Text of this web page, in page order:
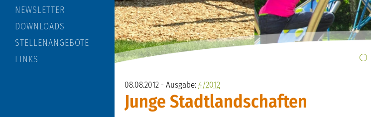
NEWSLETTER
DOWNLOADS
STELLENANGEBOTE
LINKS
08.08.2012 - Ausgabe:4/2012
Junge Stadtlandschaften